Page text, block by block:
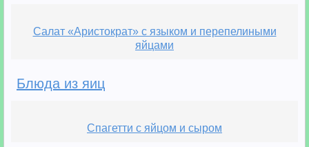
Салат «Аристократ» с языком и перепелиными
яйцами
Блюда из яиц
Спагетти с яйцом и сыром